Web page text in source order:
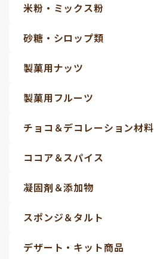
米粉・ミックス粉
砂糖・シロップ類
製菓用ナッツ
製菓用フルーツ
チョコ＆デコレーション材料
ココア＆スパイス
凝固剤＆添加物
スポンジ＆タルト
デザート・キット商品